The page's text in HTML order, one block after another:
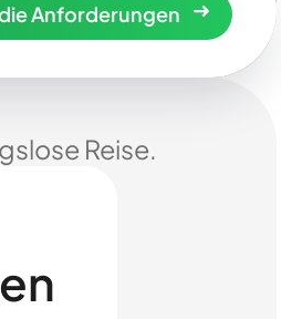
Anforderungen
Reise.